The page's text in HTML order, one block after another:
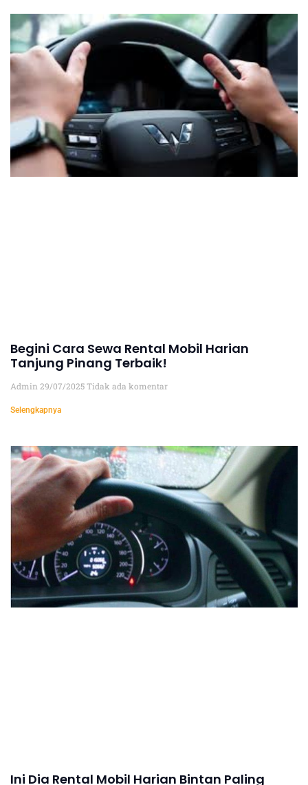
Begini Cara Sewa Rental Mobil Harian
Tanjung Pinang Terbaik!
Admin 29/07/2025Tidak ada komentar
Selengkapnya
Ini Dia Rental Mobil Harian Bintan Paling